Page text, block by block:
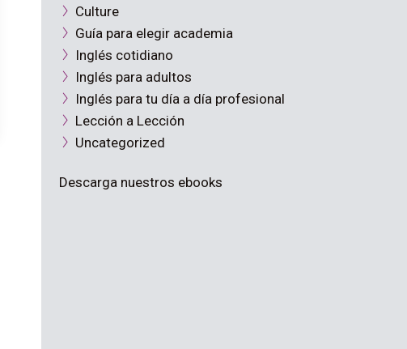
Culture
Guía para elegir academia
Inglés cotidiano
Inglés para adultos
Inglés para tu día a día profesional
Lección a Lección
Uncategorized
Descarga nuestros ebooks